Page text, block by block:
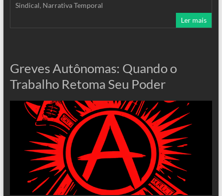
Sindical, Narrativa Temporal
Ler mais
Greves Autônomas: Quando o
Trabalho Retoma Seu Poder